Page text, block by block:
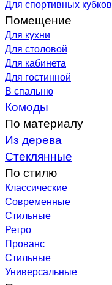
Для спортивных кубков
Помещение
Для кухни
Для столовой
Для кабинета
Для гостинной
В спальню
Комоды
По материалу
Из дерева
Стеклянные
По стилю
Классические
Современные
Стильные
Ретро
Прованс
Стильные
Универсальные